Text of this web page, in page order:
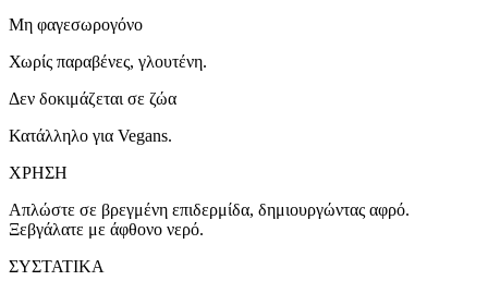
Μη φαγεσωρογόνο
Χωρίς παραβένες, γλουτένη.
Δεν δοκιμάζεται σε ζώα
Κατάλληλο για Vegans.
ΧΡΗΣΗ
Απλώστε σε βρεγμένη επιδερμίδα, δημιουργώντας αφρό.
Ξεβγάλατε με άφθονο νερό.
ΣΥΣΤΑΤΙΚΑ